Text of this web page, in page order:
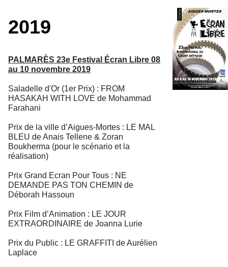
2019
PALMARÈS 23e Festival Écran Libre 08
au 10 novembre 2019
Saladelle d'Or (1er Prix) : FROM
HASAKAH WITH LOVE de Mohammad
Farahani
Prix de la ville d’Aigues-Mortes : LE MAL
BLEU de Anais Tellene & Zoran
Boukherma (pour le scénario et la
réalisation)
Prix Grand Ecran Pour Tous : NE
DEMANDE PAS TON CHEMIN de
Déborah Hassoun
Prix Film d’Animation : LE JOUR
EXTRAORDINAIRE de Joanna Lurie
Prix du Public : LE GRAFFITI de Aurélien
Laplace